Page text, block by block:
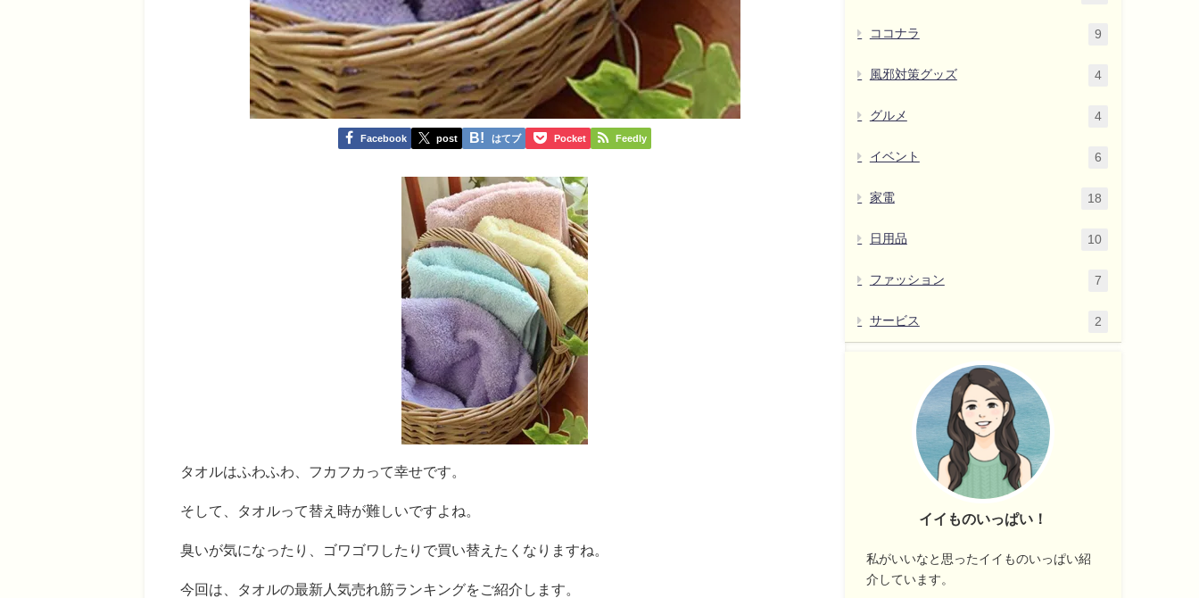
Facebook post はてブ Pocket Feedly
タオルはふわふわ、フカフカって幸せです。
そして、タオルって替え時が難しいですよね。
臭いが気になったり、ゴワゴワしたりで買い替えたくなりますね。
今回は、タオルの最新人気売れ筋ランキングをご紹介します。
ココナラ 9
風邪対策グッズ 4
グルメ 4
イベント 6
家電 18
日用品 10
ファッション 7
サービス 2
イイものいっぱい！
私がいいなと思ったイイものいっぱい紹
介しています。